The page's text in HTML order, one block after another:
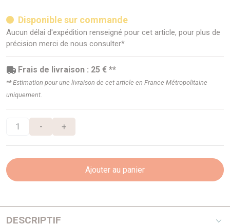
Disponible sur commande
Aucun délai d'expédition renseigné pour cet article, pour plus de
précision merci de nous consulter*
Frais de livraison : 25 € **
** Estimation pour une livraison de cet article en France Métropolitaine
uniquement.
- +
Ajouter au panier
DESCRIPTIF